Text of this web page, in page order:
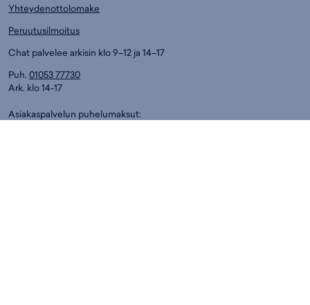
Yhteydenottolomake
Peruutusilmoitus
Chat palvelee arkisin klo 9–12 ja 14–17
Puh. 01053 77730
Ark. klo 14-17
Asiakaspalvelun puhelumaksut: